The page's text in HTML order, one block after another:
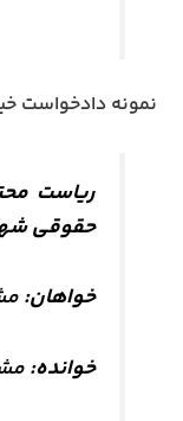
نمونه دادخواست
ریاست
حقوقی
خواهان:
خوانده: